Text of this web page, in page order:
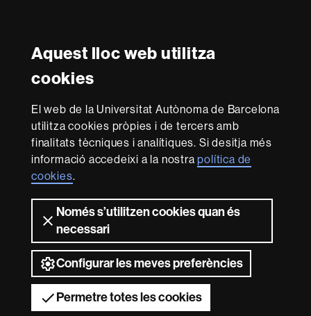
Aquest lloc web utilitza
cookies
El web de la Universitat Autònoma de Barcelona
utilitza cookies pròpies i de tercers amb
finalitats tècniques i analítiques. Si desitja més
informació accedeixi a la nostrapolítica de
cookies.
Només s’utilitzen cookies quan és
necessari
Configurar les meves preferències
Permetre totes les cookies
Reconeixement internacional de l'excel·lència
in
Research
-
Euraxess
Amb el finançament de
Sobre
aquest
web
Avís legal
web Accessibilitat web Mapa del web UAB
2026 Universitat Autònoma de Barcelona